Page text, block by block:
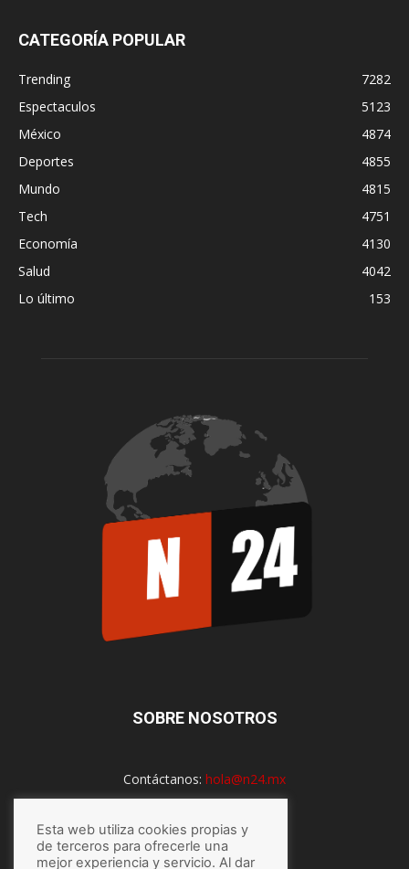
CATEGORÍA POPULAR
Trending
7282
Espectaculos
5123
México
4874
Deportes
4855
Mundo
4815
Tech
4751
Economía
4130
Salud
4042
Lo último
153
SOBRE NOSOTROS
Contáctanos: hola@n24.mx
SÍGUENOS
Esta web utiliza cookies propias y
de terceros para ofrecerle una
mejor experiencia y servicio. Al dar